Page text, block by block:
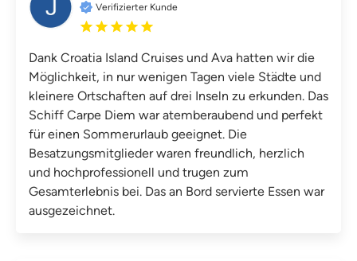
Verifizierter Kunde
Dank Croatia Island Cruises und Ava hatten wir die
Möglichkeit, in nur wenigen Tagen viele Städte und
kleinere Ortschaften auf drei Inseln zu erkunden. Das
Schiff Carpe Diem war atemberaubend und perfekt
für einen Sommerurlaub geeignet. Die
Besatzungsmitglieder waren freundlich, herzlich
und hochprofessionell und trugen zum
Gesamterlebnis bei. Das an Bord servierte Essen war
ausgezeichnet.